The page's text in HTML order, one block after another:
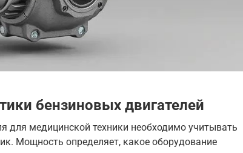
бензиновых двигателей
для медицинской техники необходимо учитывать
Мощность определяет, какое оборудование